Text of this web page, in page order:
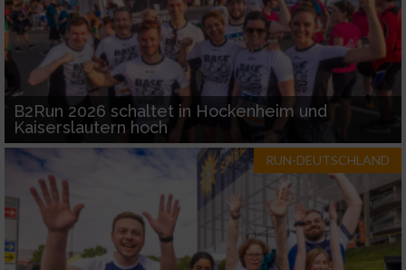
B2Run 2026 schaltet in Hockenheim und
Kaiserslautern hoch
RUN-DEUTSCHLAND